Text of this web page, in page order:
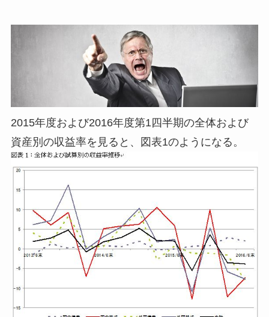
2015年度および2016年度第1四半期の全体および
資産別の収益率を見ると、図表1のようになる。